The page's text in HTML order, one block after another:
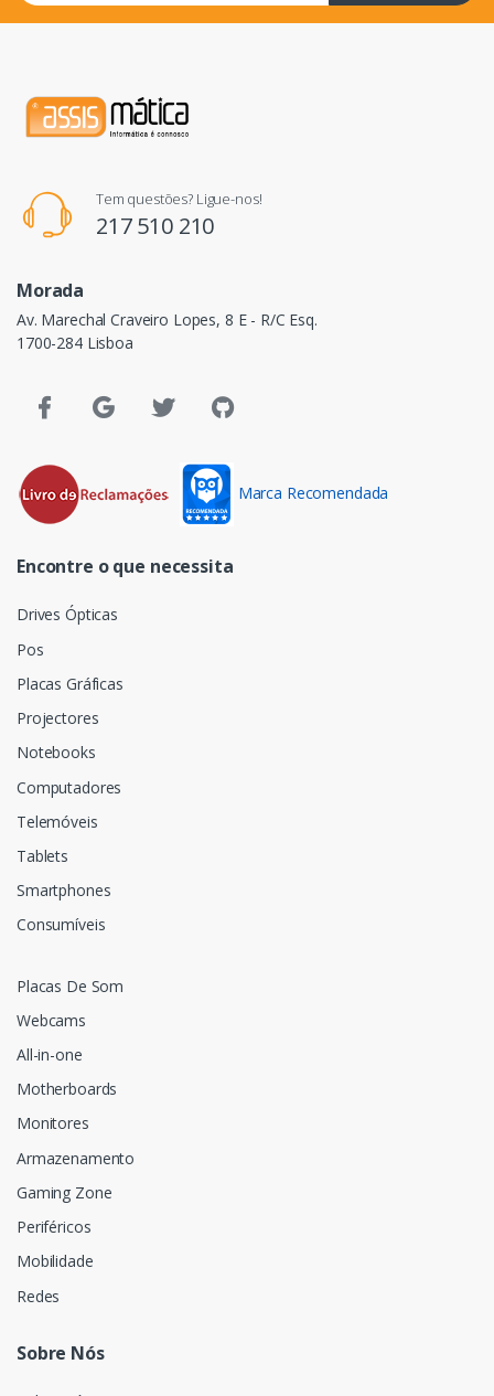
Tem questões? Ligue-nos!
217 510 210
Morada
Av. Marechal Craveiro Lopes, 8 E - R/C Esq.
1700-284 Lisboa
Marca Recomendada
Encontre o que necessita
Drives Ópticas
Pos
Placas Gráficas
Projectores
Notebooks
Computadores
Telemóveis
Tablets
Smartphones
Consumíveis
Placas De Som
Webcams
All-in-one
Motherboards
Monitores
Armazenamento
Gaming Zone
Periféricos
Mobilidade
Redes
Sobre Nós